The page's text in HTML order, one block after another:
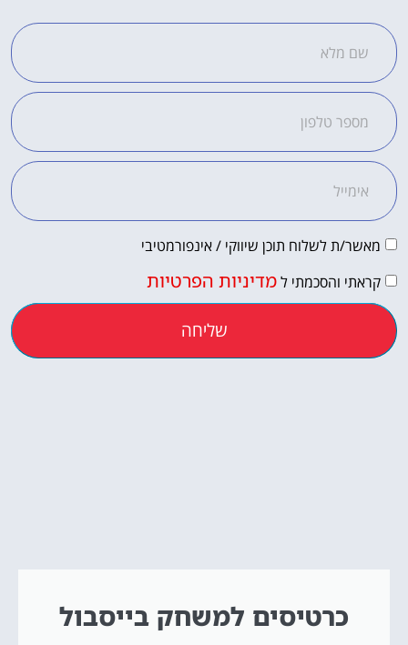
מאשר/ת לשלוח תוכן שיווקי / אינפורמטיבי
קראתי והסכמתי למדיניות הפרטיות
שליחה
כרטיסים למשחק בייסבול